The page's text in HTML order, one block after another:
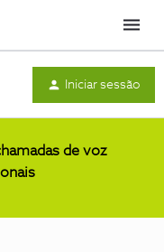
Menu
Iniciar sessão
de voz